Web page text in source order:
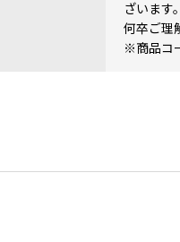
ざいます。
何卒ご理
※商品コ